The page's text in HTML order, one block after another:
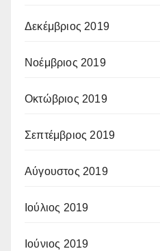
Δεκέμβριος 2019
Νοέμβριος 2019
Οκτώβριος 2019
Σεπτέμβριος 2019
Αύγουστος 2019
Ιούλιος 2019
Ιούνιος 2019